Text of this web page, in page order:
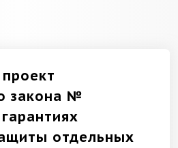
закона №
отдельных